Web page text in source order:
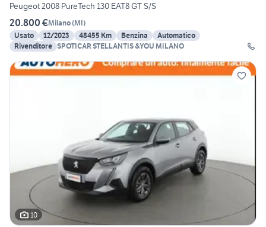
Peugeot 2008 PureTech 130 EAT8 GT S/S
20.800 €Milano(MI)
Usato
12/2023 48455 Km Benzina
Automatico
Rivenditore SPOTICAR STELLANTIS &YOU MILANO
10